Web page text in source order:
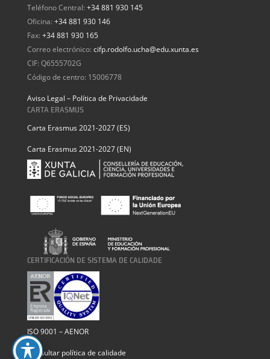
Teléfono Central: +34 881 930 145
Oficina: +34 881 930 146
Fax: +34 881 930 165
Correo electrónico: cifp.rodolfo.ucha@edu.xunta.es
CIF: Q6555702G
Código de centro: 15006778
Aviso Legal – Política de Privacidade
CARTA ERASMUS
Carta Erasmus 2021-2027 (ES)
Carta Erasmus 2021-2027 (EN)
CERTIFICACIÓN DE SISTEMA DE CALIDADE
ISO 9001 – AENOR
Consultar política de calidade